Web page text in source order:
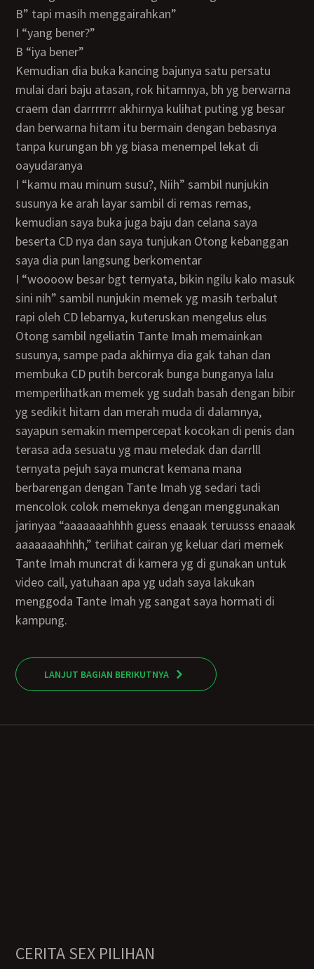
B” tapi masih menggairahkan”
I “yang bener?”
B “iya bener”
Kemudian dia buka kancing bajunya satu persatu
mulai dari baju atasan, rok hitamnya, bh yg berwarna
craem dan darrrrrrr akhirnya kulihat puting yg besar
dan berwarna hitam itu bermain dengan bebasnya
tanpa kurungan bh yg biasa menempel lekat di
oayudaranya
I “kamu mau minum susu?, Niih” sambil nunjukin
susunya ke arah layar sambil di remas remas,
kemudian saya buka juga baju dan celana saya
beserta CD nya dan saya tunjukan Otong kebanggan
saya dia pun langsung berkomentar
I “woooow besar bgt ternyata, bikin ngilu kalo masuk
sini nih” sambil nunjukin memek yg masih terbalut
rapi oleh CD lebarnya, kuteruskan mengelus elus
Otong sambil ngeliatin Tante Imah memainkan
susunya, sampe pada akhirnya dia gak tahan dan
membuka CD putih bercorak bunga bunganya lalu
memperlihatkan memek yg sudah basah dengan bibir
yg sedikit hitam dan merah muda di dalamnya,
sayapun semakin mempercepat kocokan di penis dan
terasa ada sesuatu yg mau meledak dan darrlll
ternyata pejuh saya muncrat kemana mana
berbarengan dengan Tante Imah yg sedari tadi
mencolok colok memeknya dengan menggunakan
jarinyaa “aaaaaaahhhh guess enaaak teruusss enaaak
aaaaaaahhhh,” terlihat cairan yg keluar dari memek
Tante Imah muncrat di kamera yg di gunakan untuk
video call, yatuhaan apa yg udah saya lakukan
menggoda Tante Imah yg sangat saya hormati di
kampung.
LANJUT BAGIAN BERIKUTNYA
CERITA SEX PILIHAN